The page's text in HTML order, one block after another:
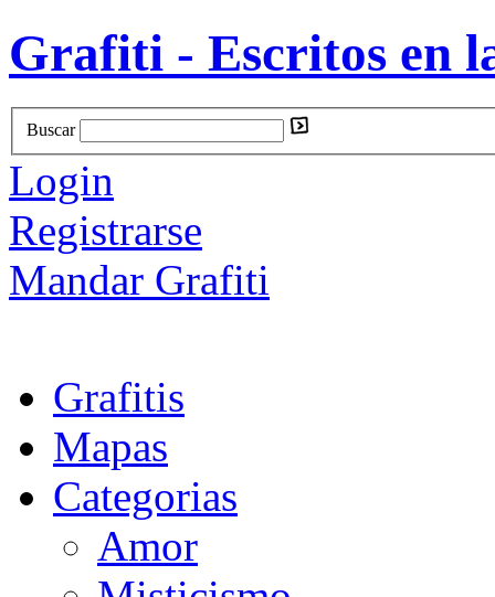
Grafiti - Escritos en
Buscar
Login
Registrarse
Mandar Grafiti
Grafitis
Mapas
Categorias
Amor